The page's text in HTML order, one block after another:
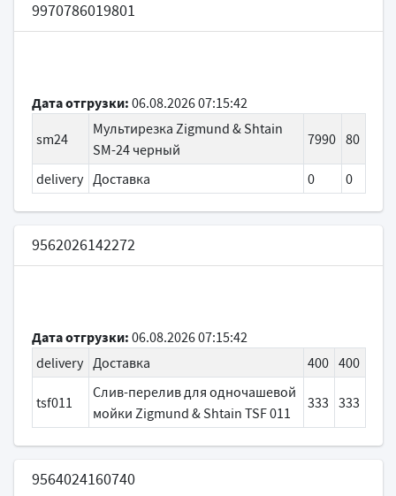
9970786019801
Дата отгрузки: 06.08.2026 07:15:42
sm24
Мультирезка Zigmund & Shtain
SM-24 черный
7990 80
delivery Доставка 0 0
9562026142272
Дата отгрузки: 06.08.2026 07:15:42
delivery Доставка 400 400
tsf011
Слив-перелив для одночашевой
мойки Zigmund & Shtain TSF 011
333 333
9564024160740